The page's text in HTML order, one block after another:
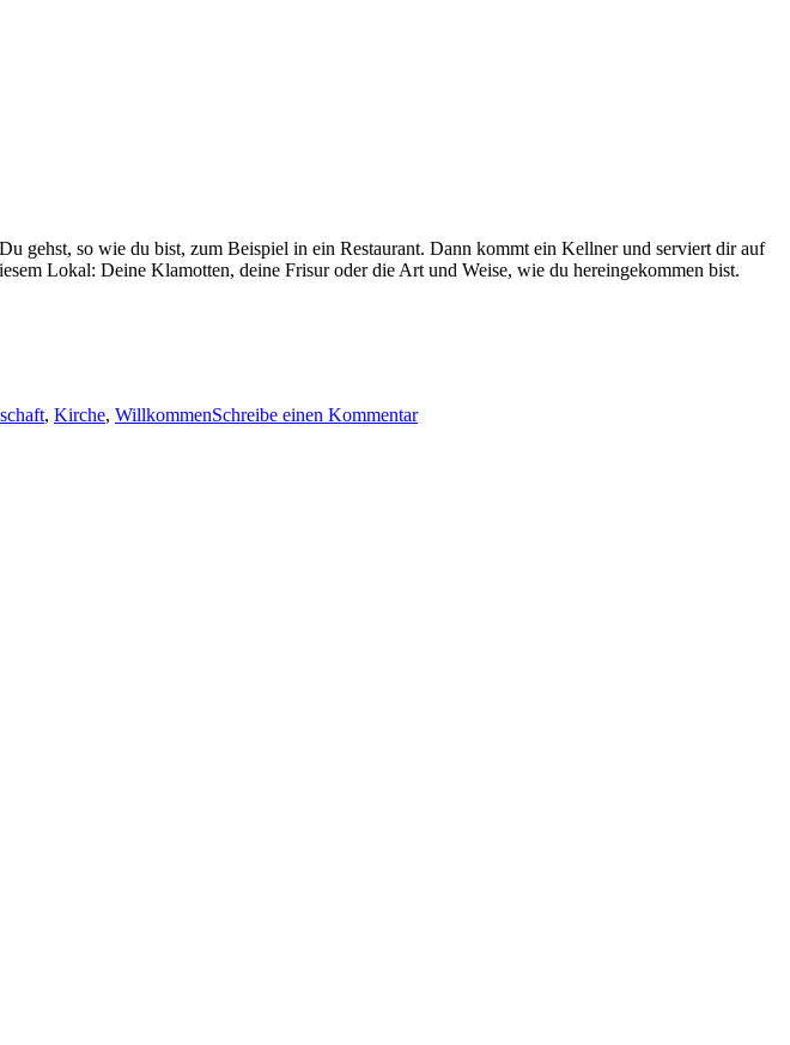
gehst, so wie du bist, zum Beispiel in ein Restau­rant. Dann kommt ein Kell­ner und serviert dir auf
Lokal: Deine Klam­ot­ten, deine Frisur oder die Art und Weise, wie du hereingekom­men bist.
, Kirche, WillkommenSchreibe einen KommentarWillkommen